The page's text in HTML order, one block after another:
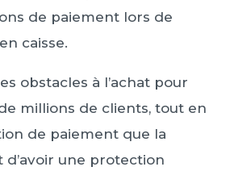
de paiement lors de
caisse.
obstacles à l’achat pour
millions de clients, tout en
de paiement que la
une protection